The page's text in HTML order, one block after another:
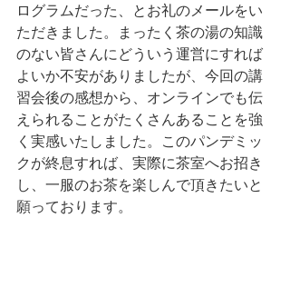
ログラムだった、とお礼のメールをい
ただきました。まったく茶の湯の知識
のない皆さんにどういう運営にすれば
よいか不安がありましたが、今回の講
習会後の感想から、オンラインでも伝
えられることがたくさんあることを強
く実感いたしました。このパンデミッ
クが終息すれば、実際に茶室へお招き
し、一服のお茶を楽しんで頂きたいと
願っております。